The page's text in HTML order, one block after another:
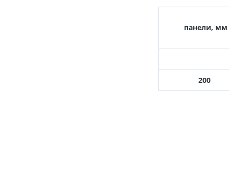
панели, мм
200